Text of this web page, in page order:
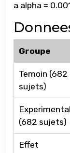
a alpha =
Groupe
Temoin (682
sujets)
Experimental
(682 sujets)
Effet